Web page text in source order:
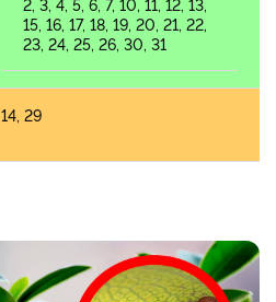
15, 16, 17, 18, 19, 20, 21, 22,
23, 24, 25, 26, 30, 31
14, 29